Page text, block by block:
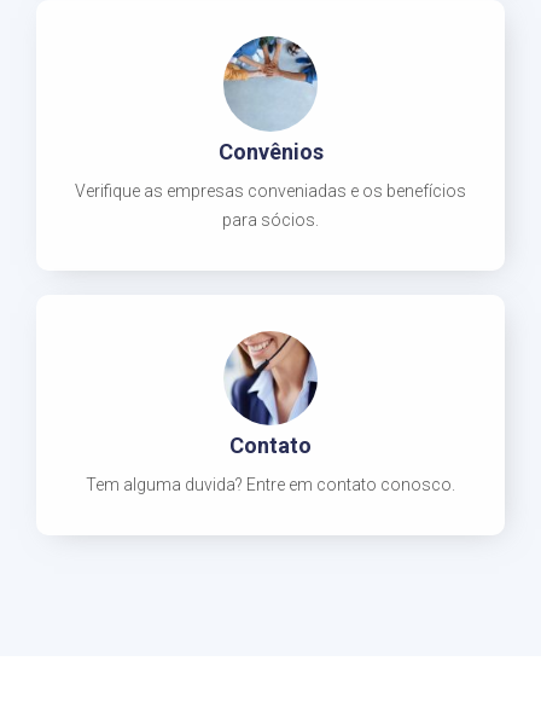
Convênios
Verifique as empresas conveniadas e os benefícios
para sócios.
Contato
Tem alguma duvida? Entre em contato conosco.